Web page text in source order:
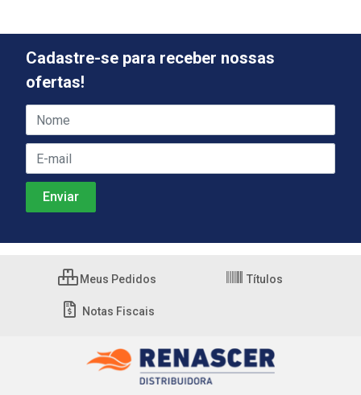
Cadastre-se para receber nossas
ofertas!
Meus Pedidos Títulos
Notas Fiscais